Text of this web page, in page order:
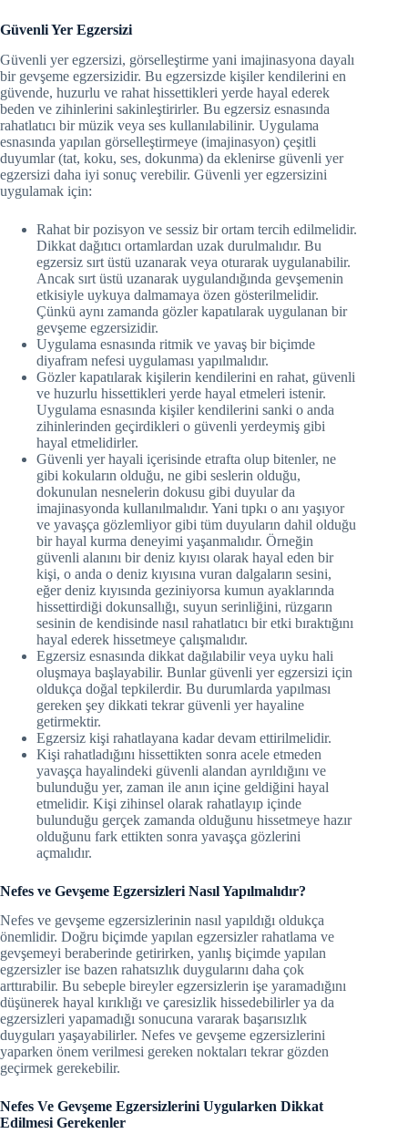
Güvenli Yer Egzersizi
Güvenli yer egzersizi, görselleştirme yani imajinasyona dayalı
bir gevşeme egzersizidir. Bu egzersizde kişiler kendilerini en
güvende, huzurlu ve rahat hissettikleri yerde hayal ederek
beden ve zihinlerini sakinleştirirler. Bu egzersiz esnasında
rahatlatıcı bir müzik veya ses kullanılabilinir. Uygulama
esnasında yapılan görselleştirmeye (imajinasyon) çeşitli
duyumlar (tat, koku, ses, dokunma) da eklenirse güvenli yer
egzersizi daha iyi sonuç verebilir. Güvenli yer egzersizini
uygulamak için:
Rahat bir pozisyon ve sessiz bir ortam tercih edilmelidir.
Dikkat dağıtıcı ortamlardan uzak durulmalıdır. Bu
egzersiz sırt üstü uzanarak veya oturarak uygulanabilir.
Ancak sırt üstü uzanarak uygulandığında gevşemenin
etkisiyle uykuya dalmamaya özen gösterilmelidir.
Çünkü aynı zamanda gözler kapatılarak uygulanan bir
gevşeme egzersizidir.
Uygulama esnasında ritmik ve yavaş bir biçimde
diyafram nefesi uygulaması yapılmalıdır.
Gözler kapatılarak kişilerin kendilerini en rahat, güvenli
ve huzurlu hissettikleri yerde hayal etmeleri istenir.
Uygulama esnasında kişiler kendilerini sanki o anda
zihinlerinden geçirdikleri o güvenli yerdeymiş gibi
hayal etmelidirler.
Güvenli yer hayali içerisinde etrafta olup bitenler, ne
gibi kokuların olduğu, ne gibi seslerin olduğu,
dokunulan nesnelerin dokusu gibi duyular da
imajinasyonda kullanılmalıdır. Yani tıpkı o anı yaşıyor
ve yavaşça gözlemliyor gibi tüm duyuların dahil olduğu
bir hayal kurma deneyimi yaşanmalıdır. Örneğin
güvenli alanını bir deniz kıyısı olarak hayal eden bir
kişi, o anda o deniz kıyısına vuran dalgaların sesini,
eğer deniz kıyısında geziniyorsa kumun ayaklarında
hissettirdiği dokunsallığı, suyun serinliğini, rüzgarın
sesinin de kendisinde nasıl rahatlatıcı bir etki bıraktığını
hayal ederek hissetmeye çalışmalıdır.
Egzersiz esnasında dikkat dağılabilir veya uyku hali
oluşmaya başlayabilir. Bunlar güvenli yer egzersizi için
oldukça doğal tepkilerdir. Bu durumlarda yapılması
gereken şey dikkati tekrar güvenli yer hayaline
getirmektir.
Egzersiz kişi rahatlayana kadar devam ettirilmelidir.
Kişi rahatladığını hissettikten sonra acele etmeden
yavaşça hayalindeki güvenli alandan ayrıldığını ve
bulunduğu yer, zaman ile anın içine geldiğini hayal
etmelidir. Kişi zihinsel olarak rahatlayıp içinde
bulunduğu gerçek zamanda olduğunu hissetmeye hazır
olduğunu fark ettikten sonra yavaşça gözlerini
açmalıdır.
Nefes ve Gevşeme Egzersizleri Nasıl Yapılmalıdır?
Nefes ve gevşeme egzersizlerinin nasıl yapıldığı oldukça
önemlidir. Doğru biçimde yapılan egzersizler rahatlama ve
gevşemeyi beraberinde getirirken, yanlış biçimde yapılan
egzersizler ise bazen rahatsızlık duygularını daha çok
arttırabilir. Bu sebeple bireyler egzersizlerin işe yaramadığını
düşünerek hayal kırıklığı ve çaresizlik hissedebilirler ya da
egzersizleri yapamadığı sonucuna vararak başarısızlık
duyguları yaşayabilirler. Nefes ve gevşeme egzersizlerini
yaparken önem verilmesi gereken noktaları tekrar gözden
geçirmek gerekebilir.
Nefes Ve Gevşeme Egzersizlerini Uygularken Dikkat
Edilmesi Gerekenler